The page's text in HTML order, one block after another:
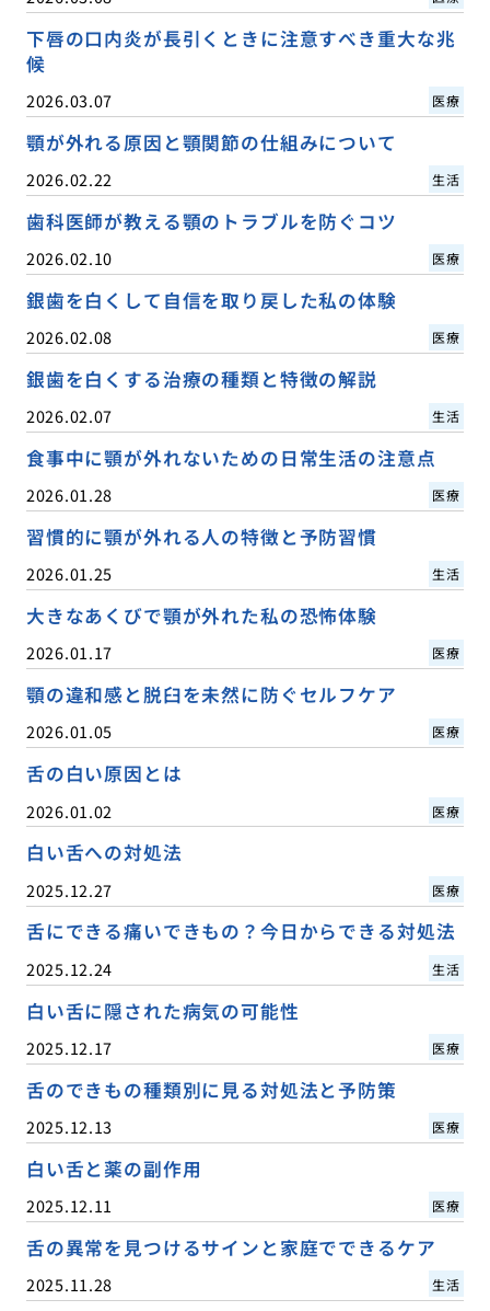
下唇の口内炎が長引くときに注意すべき重大な兆
候
2026.03.07 医療
顎が外れる原因と顎関節の仕組みについて
2026.02.22 生活
歯科医師が教える顎のトラブルを防ぐコツ
2026.02.10 医療
銀歯を白くして自信を取り戻した私の体験
2026.02.08 医療
銀歯を白くする治療の種類と特徴の解説
2026.02.07 生活
食事中に顎が外れないための日常生活の注意点
2026.01.28 医療
習慣的に顎が外れる人の特徴と予防習慣
2026.01.25 生活
大きなあくびで顎が外れた私の恐怖体験
2026.01.17 医療
顎の違和感と脱臼を未然に防ぐセルフケア
2026.01.05 医療
舌の白い原因とは
2026.01.02 医療
白い舌への対処法
2025.12.27 医療
舌にできる痛いできもの？今日からできる対処法
2025.12.24 生活
白い舌に隠された病気の可能性
2025.12.17 医療
舌のできもの種類別に見る対処法と予防策
2025.12.13 医療
白い舌と薬の副作用
2025.12.11 医療
舌の異常を見つけるサインと家庭でできるケア
2025.11.28 生活